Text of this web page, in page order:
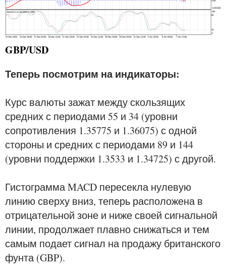
GBP/USD
Теперь посмотрим на индикаторы:
Курс валюты зажат между скользящих
средних с периодами 55 и 34 (уровни
сопротивления 1.35775 и 1.36075) с одной
стороны и средних с периодами 89 и 144
(уровни поддержки 1.3533 и 1.34725) с другой.
Гистограмма MACD пересекла нулевую
линию сверху вниз, теперь расположена в
отрицательной зоне и ниже своей сигнальной
линии, продолжает плавно снижаться и тем
самым подает сигнал на продажу британского
фунта (GBP).